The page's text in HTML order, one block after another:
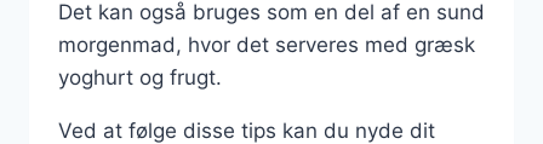
Det kan også bruges som en del af en sund
morgenmad, hvor det serveres med græsk
yoghurt og frugt.
Ved at følge disse tips kan du nyde dit